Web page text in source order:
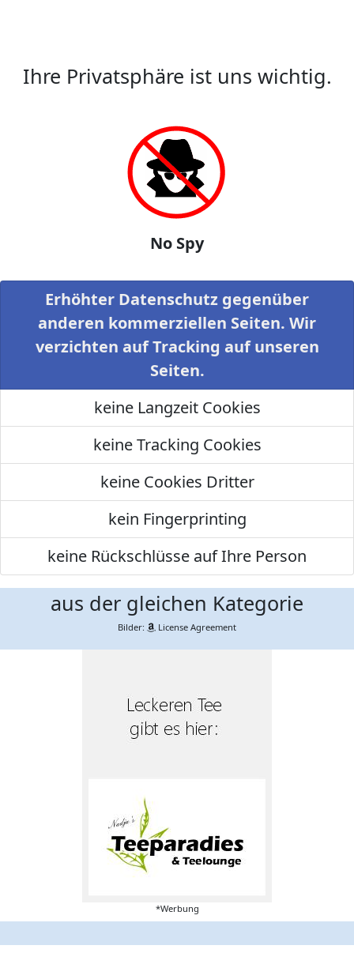
Ihre Privatsphäre ist uns wichtig.
No Spy
Erhöhter Datenschutz gegenüber
anderen kommerziellen Seiten. Wir
verzichten auf Tracking auf unseren
Seiten.
keine Langzeit Cookies
keine Tracking Cookies
keine Cookies Dritter
kein Fingerprinting
keine Rückschlüsse auf Ihre Person
aus der gleichen Kategorie
Bilder: License Agreement
*Werbung